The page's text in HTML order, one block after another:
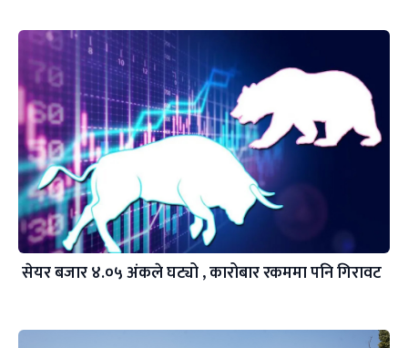
सेयर बजार ४.०५ अंकले घट्यो , कारोबार रकममा पनि गिरावट